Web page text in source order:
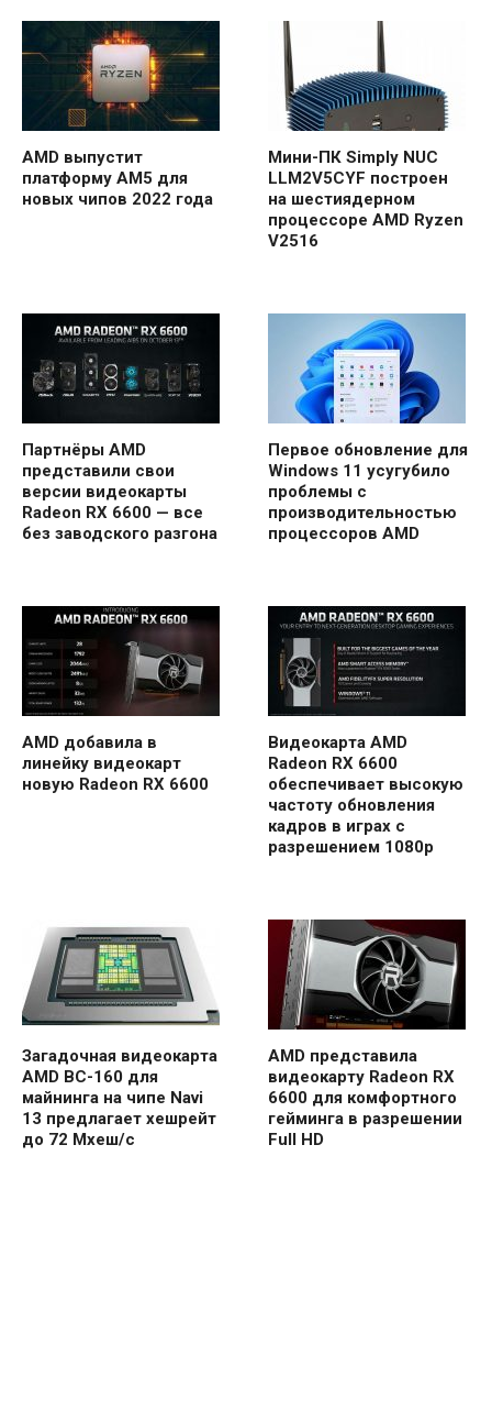
AMD выпустит
платформу AM5 для
новых чипов 2022 года
Мини-ПК Simply NUC
LLM2V5CYF построен
на шестиядерном
процессоре AMD Ryzen
V2516
Партнёры AMD
представили свои
версии видеокарты
Radeon RX 6600 — все
без заводского разгона
Первое обновление для
Windows 11 усугубило
проблемы с
производительностью
процессоров AMD
AMD добавила в
линейку видеокарт
новую Radeon RX 6600
Видеокарта AMD
Radeon RX 6600
обеспечивает высокую
частоту обновления
кадров в играх с
разрешением 1080p
Загадочная видеокарта
AMD BC-160 для
майнинга на чипе Navi
13 предлагает хешрейт
до 72 Мхеш/с
AMD представила
видеокарту Radeon RX
6600 для комфортного
гейминга в разрешении
Full HD